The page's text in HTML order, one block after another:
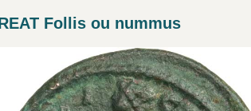
Follis ou nummus